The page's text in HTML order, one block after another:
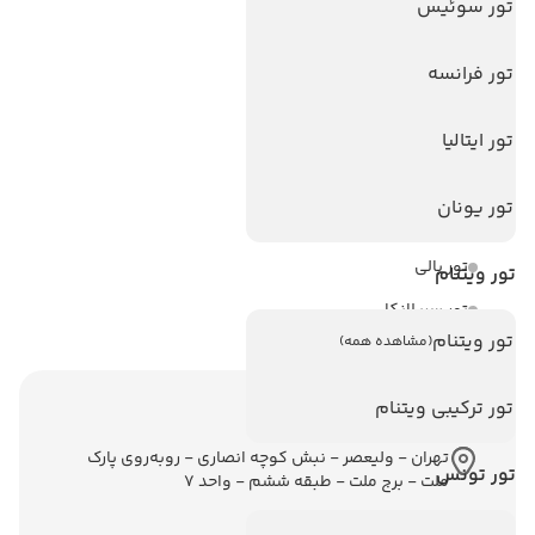
تور سوئیس
تور فرانسه
تور ایتالیا
تور یونان
تور ویتنام
تور ویتنام(مشاهده همه)
تور ترکیبی ویتنام
تور تونس
تور استانبول
تور پوکت
تور بالی
تور سریلانکا
اطلاعات تماس
تهران - ولیعصر - نبش کوچه انصاری - روبه‌روی پارک
ملت - برج ملت - طبقه ششم - واحد 7